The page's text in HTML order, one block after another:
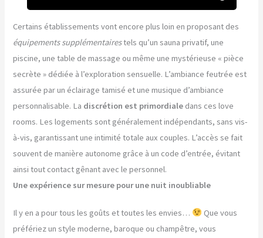
Certains établissements vont encore plus loin en proposant des
équipements supplémentairestels qu’un sauna privatif, une
piscine, une table de massage ou même une mystérieuse « pièce
secrète » dédiée à l’exploration sensuelle. L’ambiance feutrée est
assurée par un éclairage tamisé et une musique d’ambiance
personnalisable. La discrétion est primordiale dans ces love
rooms. Les logements sont généralement indépendants, sans vis-
à-vis, garantissant une intimité totale aux couples. L’accès se fait
souvent de manière autonome grâce à un code d’entrée, évitant
ainsi tout contact gênant avec le personnel.
Une expérience sur mesure pour une nuit inoubliable
Il y en a pour tous les goûts et toutes les envies…
Que vous
préfériez un style moderne, baroque ou champêtre, vous